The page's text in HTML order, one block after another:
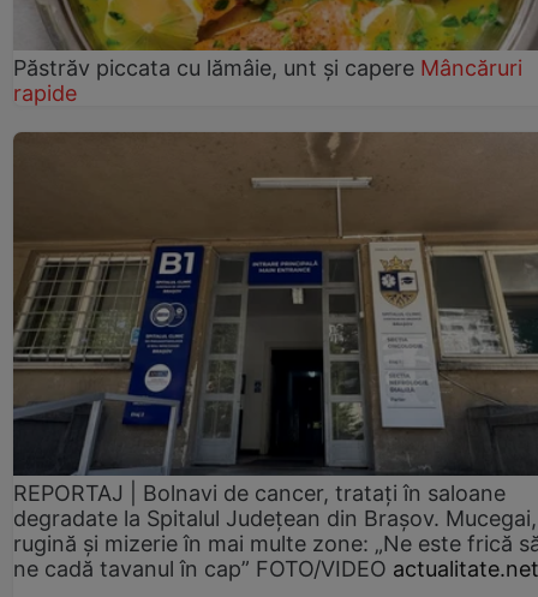
Păstrăv piccata cu lămâie, unt și capere Mâncăruri
rapide
REPORTAJ | Bolnavi de cancer, tratați în saloane
degradate la Spitalul Județean din Brașov. Mucegai,
rugină și mizerie în mai multe zone: „Ne este frică
ne cadă tavanul în cap” FOTO/VIDEO actualitate.net